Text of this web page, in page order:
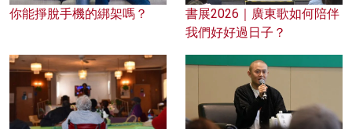
你能掙脫手機的綁架嗎？
書展2026｜廣東歌如何陪伴
我們好好過日子？